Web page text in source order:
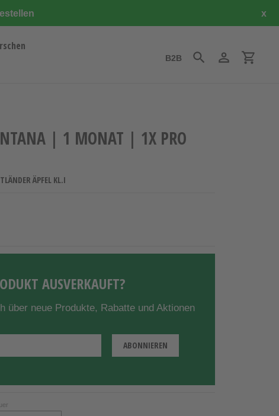
x
B2B SuchenEinloggen
| 1 MONAT | 1X PRO
ÄPFEL KL.I
AUSVERKAUFT?
über neue Produkte, Rabatte und Aktionen